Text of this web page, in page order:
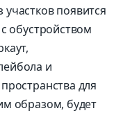
появится
обустройством
и
для
образом, будет